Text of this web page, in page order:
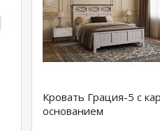
Кровать Грация-5 с
основанием